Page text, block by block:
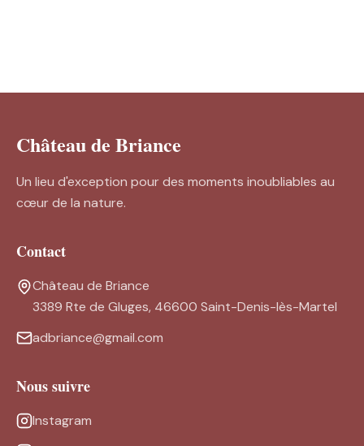
Château de Briance
Un lieu d'exception pour des moments inoubliables au
cœur de la nature.
Contact
Château de Briance
3389 Rte de Gluges, 46600 Saint-Denis-lès-Martel
adbriance@gmail.com
Nous suivre
Instagram